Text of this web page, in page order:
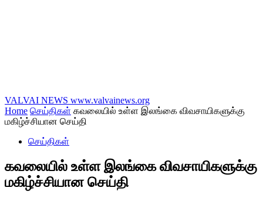
VALVAI NEWS www.valvainews.org
Home செய்திகள் கவலையில் உள்ள இலங்கை விவசாயிகளுக்கு
மகிழ்ச்சியான செய்தி
செய்திகள்
கவலையில் உள்ள இலங்கை விவசாயிகளுக்கு
மகிழ்ச்சியான செய்தி